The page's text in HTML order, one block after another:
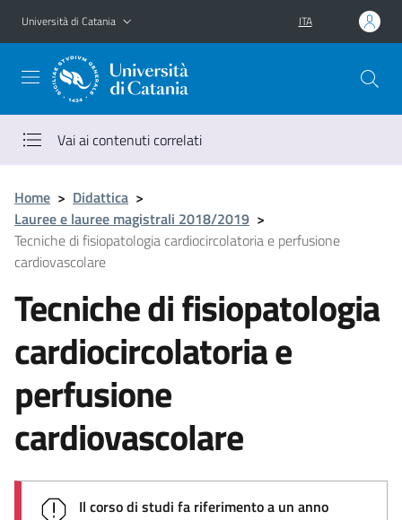
Vai al contenuto principale
Vai al menu di navigazione
Università di Catania ITA
Vai ai contenuti correlati
Home > Didattica >
Lauree e lauree magistrali 2018/2019 >
Tecniche di fisiopatologia cardiocircolatoria e perfusione
cardiovascolare
Tecniche di fisiopatologia
cardiocircolatoria e
perfusione
cardiovascolare
Il corso di studi fa riferimento a un anno